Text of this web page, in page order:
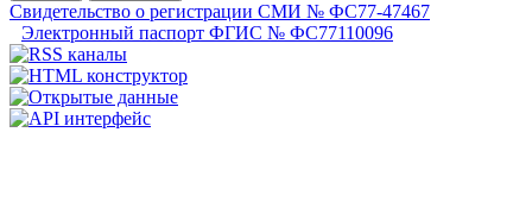
Свидетельство о регистрации СМИ № ФС77-47467
Электронный паспорт ФГИС № ФС77110096